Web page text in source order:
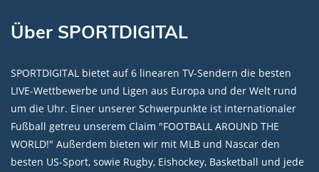
Über SPORTDIGITAL
SPORTDIGITAL bietet auf 6 linearen TV-Sendern die besten
LIVE-Wettbewerbe und Ligen aus Europa und der Welt rund
um die Uhr. Einer unserer Schwerpunkte ist internationaler
Fußball getreu unserem Claim "FOOTBALL AROUND THE
WORLD!" Außerdem bieten wir mit MLB und Nascar den
besten US-Sport, sowie Rugby, Eishockey, Basketball und jede